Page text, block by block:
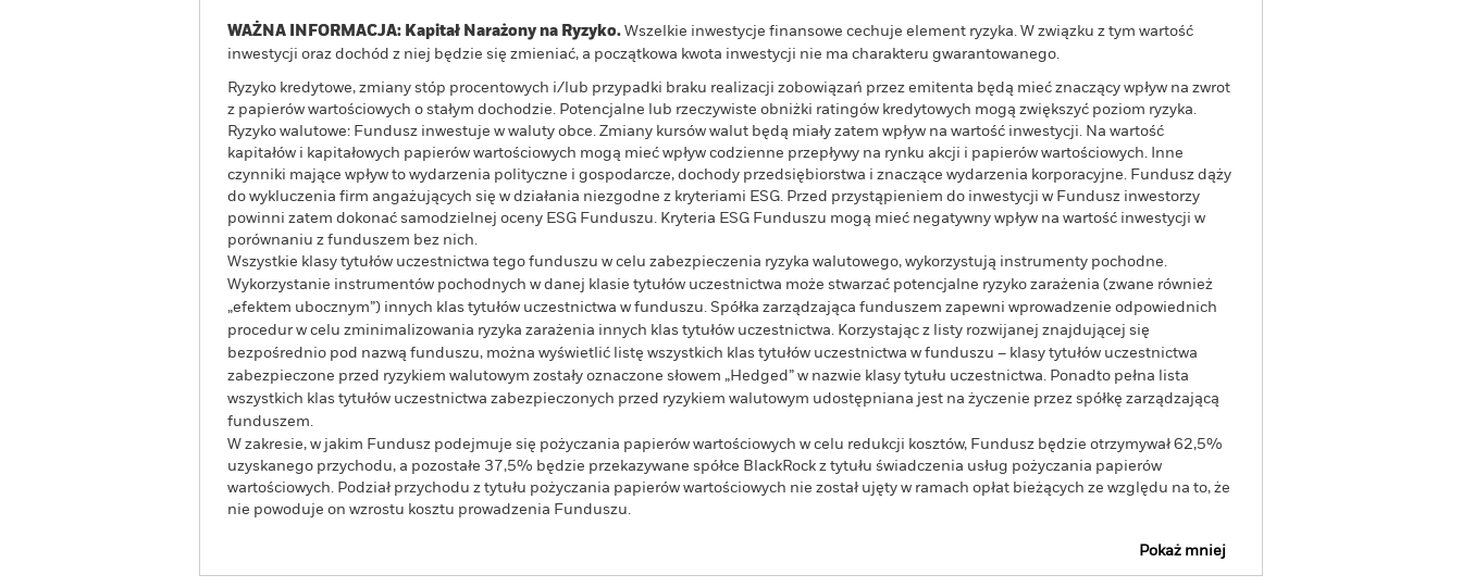
WAŻNA INFORMACJA: Kapitał Narażony na Ryzyko. Wszelkie inwestycje finansowe cechuje element ryzyka. W związku z tym wartość
inwestycji oraz dochód z niej będzie się zmieniać, a początkowa kwota inwestycji nie ma charakteru gwarantowanego.
Ryzyko kredytowe, zmiany stóp procentowych i/lub przypadki braku realizacji zobowiązań przez emitenta będą mieć znaczący wpływ na zwrot
z papierów wartościowych o stałym dochodzie. Potencjalne lub rzeczywiste obniżki ratingów kredytowych mogą zwiększyć poziom ryzyka.
Ryzyko walutowe: Fundusz inwestuje w waluty obce. Zmiany kursów walut będą miały zatem wpływ na wartość inwestycji. Na wartość
kapitałów i kapitałowych papierów wartościowych mogą mieć wpływ codzienne przepływy na rynku akcji i papierów wartościowych. Inne
czynniki mające wpływ to wydarzenia polityczne i gospodarcze, dochody przedsiębiorstwa i znaczące wydarzenia korporacyjne. Fundusz dąży
do wykluczenia firm angażujących się w działania niezgodne z kryteriami ESG. Przed przystąpieniem do inwestycji w Fundusz inwestorzy
powinni zatem dokonać samodzielnej oceny ESG Funduszu. Kryteria ESG Funduszu mogą mieć negatywny wpływ na wartość inwestycji w
porównaniu z funduszem bez nich.
Wszystkie klasy tytułów uczestnictwa tego funduszu w celu zabezpieczenia ryzyka walutowego, wykorzystują instrumenty pochodne.
Wykorzystanie instrumentów pochodnych w danej klasie tytułów uczestnictwa może stwarzać potencjalne ryzyko zarażenia (zwane również
„efektem ubocznym”) innych klas tytułów uczestnictwa w funduszu. Spółka zarządzająca funduszem zapewni wprowadzenie odpowiednich
procedur w celu zminimalizowania ryzyka zarażenia innych klas tytułów uczestnictwa. Korzystając z listy rozwijanej znajdującej się
bezpośrednio pod nazwą funduszu, można wyświetlić listę wszystkich klas tytułów uczestnictwa w funduszu – klasy tytułów uczestnictwa
zabezpieczone przed ryzykiem walutowym zostały oznaczone słowem „Hedged” w nazwie klasy tytułu uczestnictwa. Ponadto pełna lista
wszystkich klas tytułów uczestnictwa zabezpieczonych przed ryzykiem walutowym udostępniana jest na życzenie przez spółkę zarządzającą
funduszem.
W zakresie, w jakim Fundusz podejmuje się pożyczania papierów wartościowych w celu redukcji kosztów, Fundusz będzie otrzymywał 62,5%
uzyskanego przychodu, a pozostałe 37,5% będzie przekazywane spółce BlackRock z tytułu świadczenia usług pożyczania papierów
wartościowych. Podział przychodu z tytułu pożyczania papierów wartościowych nie został ujęty w ramach opłat bieżących ze względu na to, że
nie powoduje on wzrostu kosztu prowadzenia Funduszu.
Pokaż mniej